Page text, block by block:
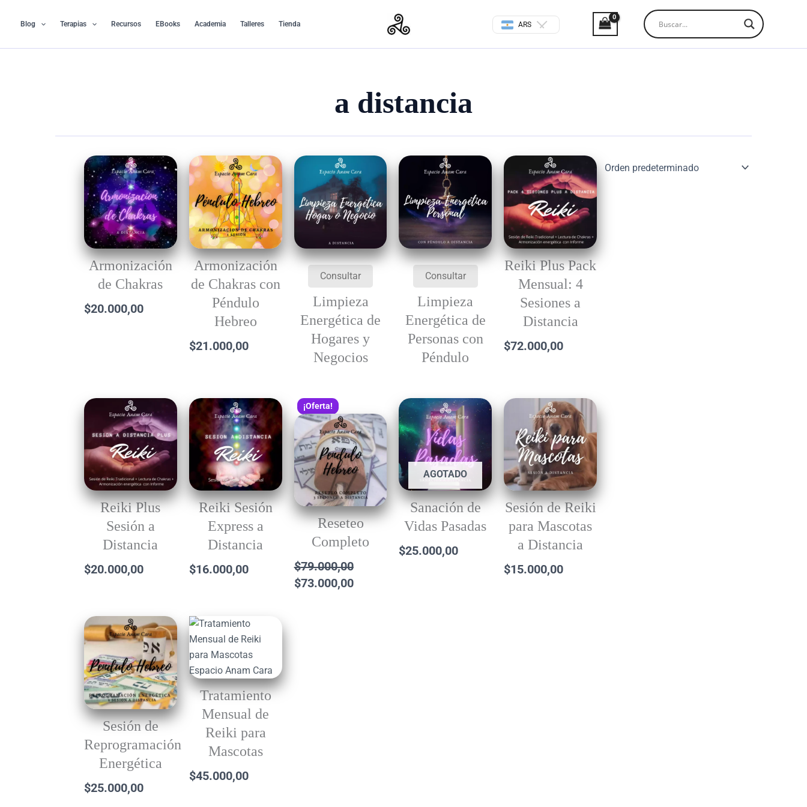
Blog Terapias Recursos EBooks Academia Talleres Tienda ARS
a distancia
Armonización
de Chakras
$20.000,00
Armonización
de Chakras con
Péndulo
Hebreo
$21.000,00
Consultar
Limpieza
Energética de
Hogares y
Negocios
Consultar
Limpieza
Energética de
Personas con
Péndulo
Reiki Plus Pack
Mensual: 4
Sesiones a
Distancia
$72.000,00
Reiki Plus
Sesión a
Distancia
$20.000,00
Reiki Sesión
Express a
Distancia
$16.000,00
¡Oferta!
Reseteo
Completo
$79.000,00
El
precio
original
era:
$79.000,00.
$73.000,00
precio
actual
es:
$73.000,00.
AGOTADO
Sanación de
Vidas Pasadas
$25.000,00
Sesión de Reiki
para Mascotas
a Distancia
$15.000,00
Sesión de
Reprogramación
Energética
$25.000,00
Tratamiento
Mensual de
Reiki para
Mascotas
$45.000,00